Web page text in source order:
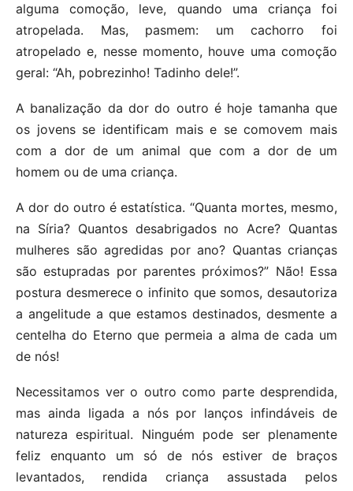
alguma comoção, leve, quando uma criança foi
atropelada. Mas, pasmem: um cachorro foi
atropelado e, nesse momento, houve uma comoção
geral: “Ah, pobrezinho! Tadinho dele!”.
A banalização da dor do outro é hoje tamanha que
os jovens se identificam mais e se comovem mais
com a dor de um animal que com a dor de um
homem ou de uma criança.
A dor do outro é estatística. “Quanta mortes, mesmo,
na Síria? Quantos desabrigados no Acre? Quantas
mulheres são agredidas por ano? Quantas crianças
são estupradas por parentes próximos?” Não! Essa
postura desmerece o infinito que somos, desautoriza
a angelitude a que estamos destinados, desmente a
centelha do Eterno que permeia a alma de cada um
de nós!
Necessitamos ver o outro como parte desprendida,
mas ainda ligada a nós por lanços infindáveis de
natureza espiritual. Ninguém pode ser plenamente
feliz enquanto um só de nós estiver de braços
levantados, rendida criança assustada pelos